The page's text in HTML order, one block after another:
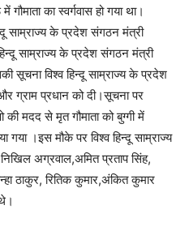
का स्वर्गवास हो गया था।
साम्राज्य के प्रदेश संगठन मंत्री
साम्राज्य के प्रदेश संगठन मंत्री
सूचना विश्व हिन्दू साम्राज्य के प्रदेश
ग्राम प्रधान को दी।सूचना पर
मदद से मृत गौमाता को बुग्गी में
।इस मौके पर विश्व हिन्दू साम्राज्य
अग्रवाल,अमित प्रताप सिंह,
ठाकुर, रितिक कुमार,अंकित कुमार